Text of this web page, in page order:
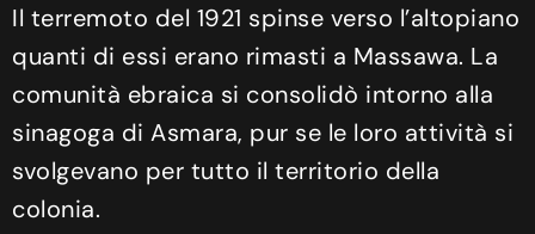
Il terremoto del 1921 spinse verso l’altopiano
quanti di essi erano rimasti a Massawa. La
comunità ebraica si consolidò intorno alla
sinagoga di Asmara, pur se le loro attività si
svolgevano per tutto il territorio della
colonia.